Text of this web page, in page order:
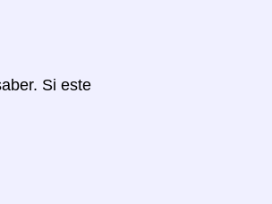
Si este